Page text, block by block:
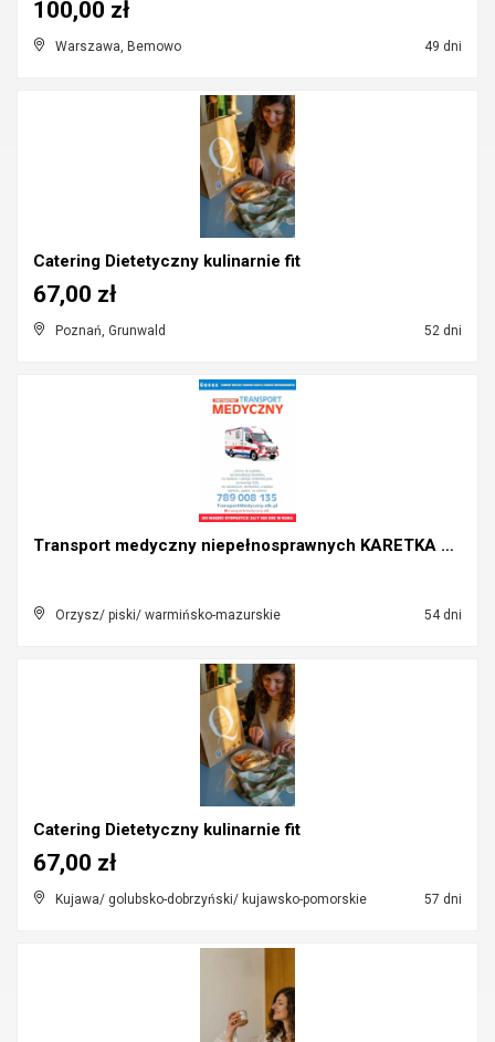
Warszawa, Bemowo 49 dni
100,00 zł
Catering Dietetyczny kulinarnie fit
Poznań, Grunwald 52 dni
67,00 zł
Transport medyczny niepełnosprawnych KARETKA AMBUL...
Orzysz/ piski/ warmińsko-mazurskie 54 dni
Catering Dietetyczny kulinarnie fit
Kujawa/ golubsko-dobrzyński/ kujawsko-pomorskie 57 dni
67,00 zł